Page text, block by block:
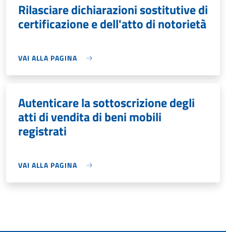
Rilasciare dichiarazioni sostitutive di
certificazione e dell'atto di notorietà
VAI ALLA PAGINA
Autenticare la sottoscrizione degli
atti di vendita di beni mobili
registrati
VAI ALLA PAGINA